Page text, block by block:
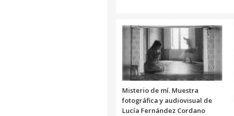
Misterio de mí. Muestra
fotográfica y audiovisual de
Lucía Fernández Cordano